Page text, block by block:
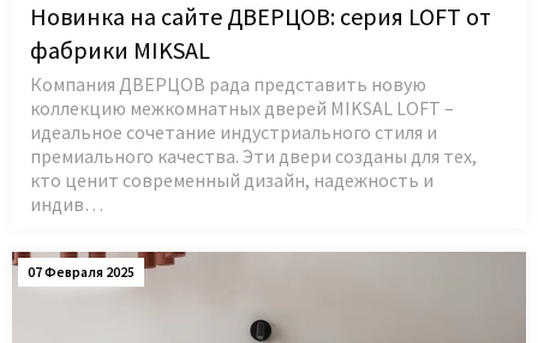
Новинка на сайте ДВЕРЦОВ: серия LOFT от
фабрики MIKSAL
Компания ДВЕРЦОВ рада представить новую
коллекцию межкомнатных дверей MIKSAL LOFT –
идеальное сочетание индустриального стиля и
премиального качества. Эти двери созданы для тех,
кто ценит современный дизайн, надежность и
индив…
07 Февраля 2025